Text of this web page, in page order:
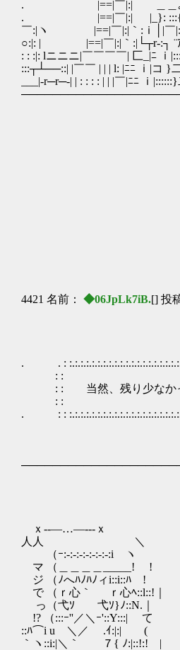
. |==|￣|:| ＿＿｡s==}圦
. |==|￣|:| |_}: :::{＿__{二
￣:|ヽ |==|￣|:|｀:ｉ│|￣
○:|: | |==|￣|:|｀:|└┬r‐:┐ ¨ｱ´
: : :|: lニニニ|￣￣￣￣| 匚_|ﾆ
:::┬┴──::| |￣￣ | | | l: |ﾆﾆ ｉ|コ
___|‐r─r─‐| | : : : : | | |￣|ﾆﾆ
-‐'´￣
／
/ｊ.:./
!从!从≦_
ゝ.j.-- , ,.-
|!｀‐-‐'
|:ﾍ r‐-､
i.:./⌒l｀ﾆ
i/三/
|:::::::|:ﾆヾ
4421 名前： ◆06JpLk7iB.[] 投
. . :
:
: : 当然、残り少なかっ
:
. : :
ｘ
人人 ＼
（ｰ:‐:‐:‐:‐:‐:‐:‐:i
マ （＿＿＿＿_____!
ジ （ﾉへﾊﾉﾊﾉィi::i::ﾊ !
で （ｒ心｀ ｒ
っ（弋ｿ 弋ｿ}ﾉ
!? （:::ｰ''／＼ｰ
::ﾊ⌒i u ＼／ .ｲ:|:| (
｀ヽ::i:|＼｀ ７{ ﾉ